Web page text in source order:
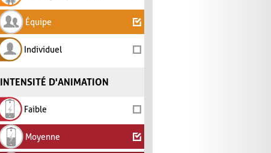
Équipe
Individuel
INTENSITÉ D'ANIMATION
Faible
Moyenne